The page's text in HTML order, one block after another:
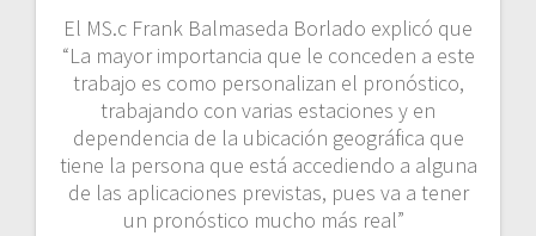
El MS.c Frank Balmaseda Borlado explicó que
“La mayor importancia que le conceden a este
trabajo es como personalizan el pronóstico,
trabajando con varias estaciones y en
dependencia de la ubicación geográfica que
tiene la persona que está accediendo a alguna
de las aplicaciones previstas, pues va a tener
un pronóstico mucho más real”